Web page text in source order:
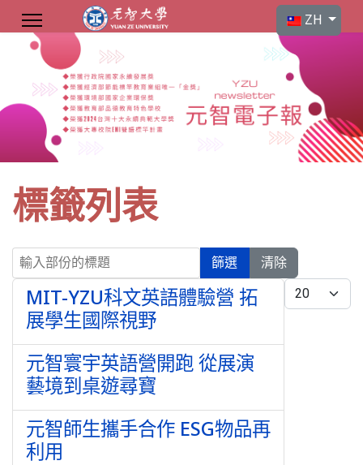
選擇你的語言
ZH
標籤列表
輸入部份的標題
篩選 清除
每頁顯示條數
MIT-YZU科文英語體驗營 拓
展學生國際視野
元智寰宇英語營開跑 從展演
藝境到桌遊尋寶
元智師生攜手合作 ESG物品再
利用